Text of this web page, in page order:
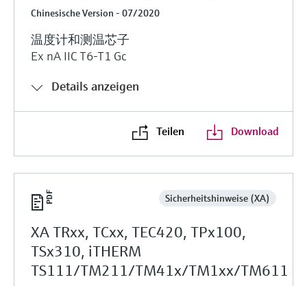
Chinesische Version - 07/2020
温度计和测温芯子
Ex nA IIC T6-T1 Gc
Details anzeigen
Teilen Download
Sicherheitshinweise (XA)
XA TRxx, TCxx, TEC420, TPx100,
TSx310, iTHERM
TS111/TM211/TM41x/TM1xx/TM611